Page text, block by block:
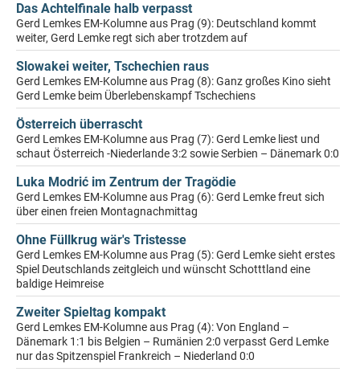
Das Achtelfinale halb verpasst
Gerd Lemkes EM-Kolumne aus Prag (9): Deutschland kommt
weiter, Gerd Lemke regt sich aber trotzdem auf
Slowakei weiter, Tschechien raus
Gerd Lemkes EM-Kolumne aus Prag (8): Ganz großes Kino sieht
Gerd Lemke beim Überlebenskampf Tschechiens
Österreich überrascht
Gerd Lemkes EM-Kolumne aus Prag (7): Gerd Lemke liest und
schaut Österreich -Niederlande 3:2 sowie Serbien – Dänemark 0:0
Luka Modrić im Zentrum der Tragödie
Gerd Lemkes EM-Kolumne aus Prag (6): Gerd Lemke freut sich
über einen freien Montagnachmittag
Ohne Füllkrug wär's Tristesse
Gerd Lemkes EM-Kolumne aus Prag (5): Gerd Lemke sieht erstes
Spiel Deutschlands zeitgleich und wünscht Schotttland eine
baldige Heimreise
Zweiter Spieltag kompakt
Gerd Lemkes EM-Kolumne aus Prag (4): Von England –
Dänemark 1:1 bis Belgien – Rumänien 2:0 verpasst Gerd Lemke
nur das Spitzenspiel Frankreich – Niederland 0:0